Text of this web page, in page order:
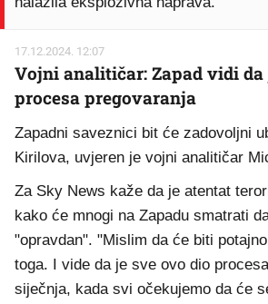
17.12.2024. 12:07
Vojni analitičar: Zapad vidi da
procesa pregovaranja
Zapadni saveznici bit će zadovoljni
Kirilova, uvjeren je vojni analitičar
Za Sky News kaže da je atentat
kako će mnogi na Zapadu smatrati
"opravdan". "Mislim da će biti
toga. I vide da je sve ovo dio
siječnja, kada svi očekujemo da će